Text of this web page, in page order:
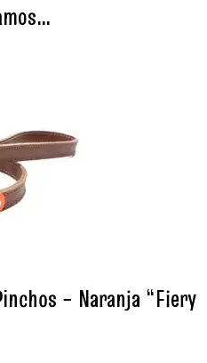
– Naranja “Fiery